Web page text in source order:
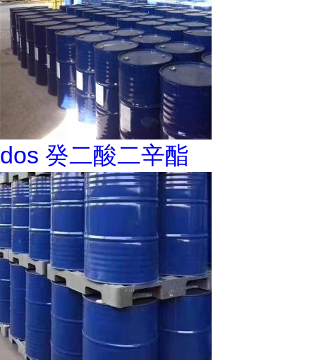
dos 癸二酸二辛酯